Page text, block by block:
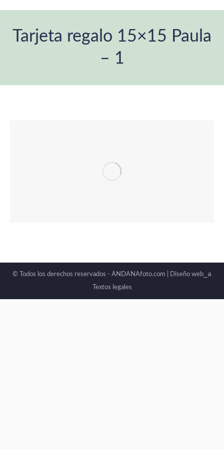
Tarjeta regalo 15×15 Paula
– 1
© Todos los derechos reservados - ANDANAfoto.com | Diseño web _a
Textos legales